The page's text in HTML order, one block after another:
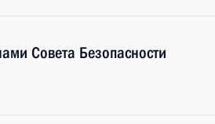
Совета Безопасности